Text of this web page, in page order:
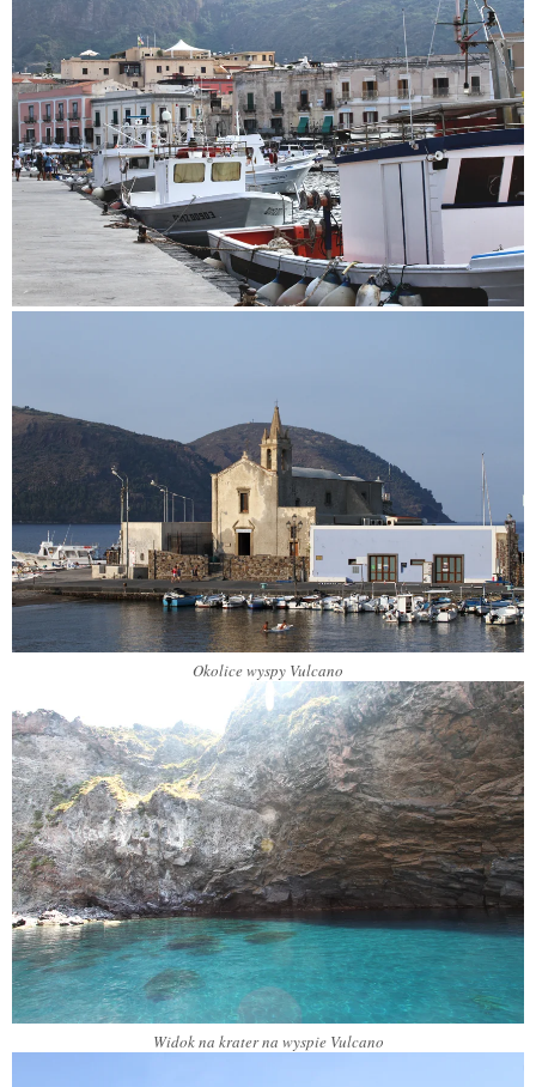
Okolice wyspy Vulcano
Widok na krater na wyspie Vulcano